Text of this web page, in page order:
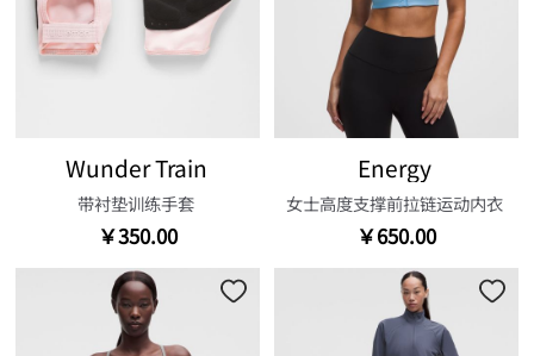
Wunder Train
带衬垫训练手套
￥350.00
Energy
女士高度支撑前拉链运动内衣
￥650.00